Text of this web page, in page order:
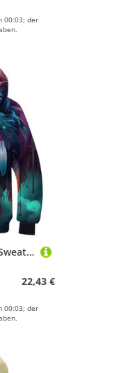
00:03; der
HIMKSRE 3D-Druck Wolf Sweatshirt Jungen Mädchen Tasche Pullover Hoodie for 11-13 Jahre(Style-3,110)
22,43 €
00:03; der